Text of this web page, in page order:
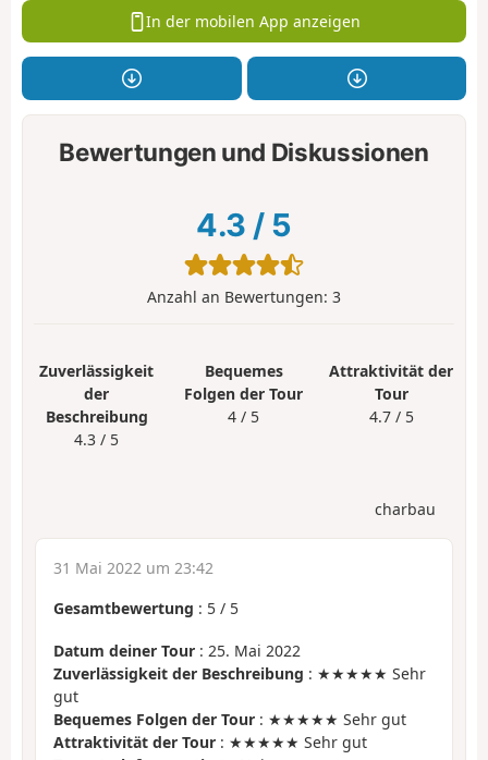
In der mobilen App anzeigen
Bewertungen und Diskussionen
4.3 / 5
Anzahl an Bewertungen: 3
Zuverlässigkeit
der
Beschreibung
4.3 / 5
Bequemes
Folgen der Tour
4 / 5
Attraktivität der
Tour
4.7 / 5
charbau
31 Mai 2022 um 23:42
Gesamtbewertung : 5 / 5
Datum deiner Tour : 25. Mai 2022
Zuverlässigkeit der Beschreibung : ★★★★★ Sehr
gut
Bequemes Folgen der Tour : ★★★★★ Sehr gut
Attraktivität der Tour : ★★★★★ Sehr gut